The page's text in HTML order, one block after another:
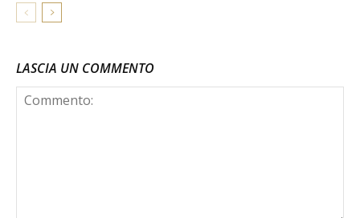
LASCIA UN COMMENTO